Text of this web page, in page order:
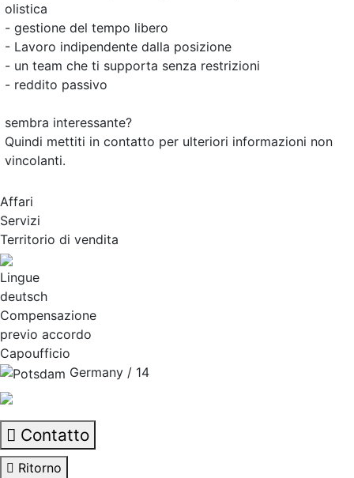
olistica
- gestione del tempo libero
- Lavoro indipendente dalla posizione
- un team che ti supporta senza restrizioni
- reddito passivo
sembra interessante?
Quindi mettiti in contatto per ulteriori informazioni non
vincolanti.
Affari
Servizi
Territorio di vendita
Lingue
deutsch
Compensazione
previo accordo
Capoufficio
Germany / 14
Contatto
Ritorno